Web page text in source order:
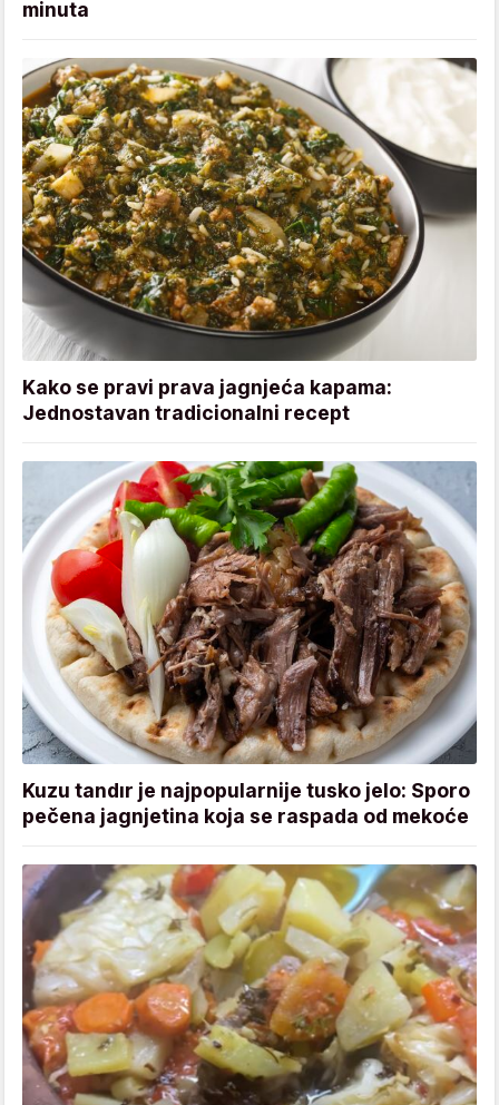
minuta
Kako se pravi prava jagnjeća kapama:
Jednostavan tradicionalni recept
Kuzu tandır je najpopularnije tusko jelo: Sporo
pečena jagnjetina koja se raspada od mekoće